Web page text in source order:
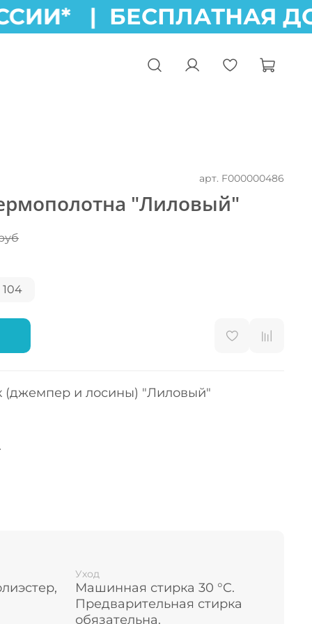
| БЕСПЛАТНАЯ
арт. F000000486
"Лиловый"
104
(джемпер и лосины) "Лиловый"
и отводит влагу.
силуэта с эластичной горловиной
голову.
Уход
Машинная стирка 30 °C.
Предварительная стирка
обязательна.